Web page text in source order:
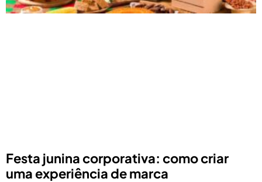
Festa junina corporativa: como criar
uma experiência de marca